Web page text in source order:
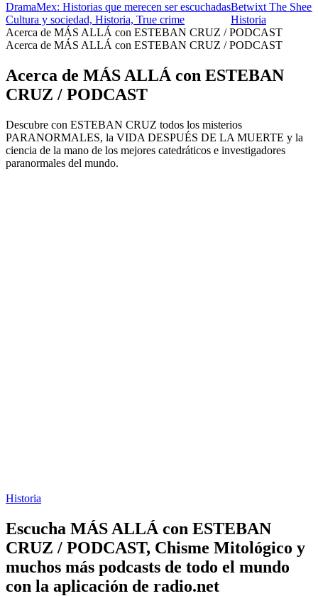
DramaMex: Historias que merecen ser escuchadas
Cultura y sociedad, Historia, True crime
Betwixt The
Historia
Acerca de MÁS ALLÁ con ESTEBAN CRUZ / PODCAST
Acerca de MÁS ALLÁ con ESTEBAN CRUZ / PODCAST
Acerca de MÁS ALLÁ con ESTEBAN
CRUZ / PODCAST
Descubre con ESTEBAN CRUZ todos los misterios
PARANORMALES, la VIDA DESPUÉS DE LA MUERTE y la
ciencia de la mano de los mejores catedráticos e investigadores
paranormales del mundo.
Historia
Escucha MÁS ALLÁ con ESTEBAN
CRUZ / PODCAST, Chisme Mitológico y
muchos más podcasts de todo el mundo
con la aplicación de radio.net